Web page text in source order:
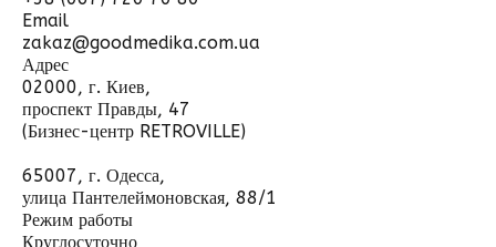
Email
zakaz@goodmedika.com.ua
Адрес
02000, г. Киев,
проспект Правды, 47
(Бизнес-центр RETROVILLE)
65007, г. Одесса,
улица Пантелеймоновская, 88/1
Режим работы
Круглосуточно